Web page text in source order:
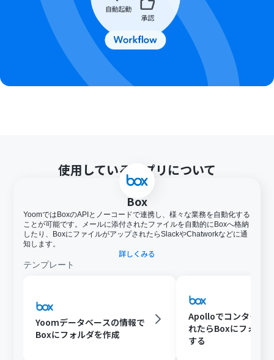
使用しているアプリについて
Box
YoomではBoxのAPIとノーコードで連携し、様々な業務を自動化する
ことが可能です。メールに添付されたファイルを自動的にBoxへ格納
したり、BoxにファイルがアップされたらSlackやChatworkなどに通
知します。
詳しくみる
テンプレート
Yoomデータベースの情報で
Boxにフォルダを作成
Apolloでコンタクト
れたらBoxにフォル
する